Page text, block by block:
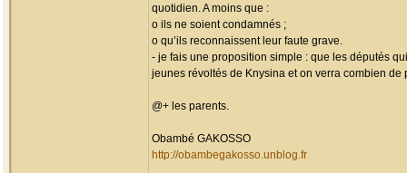
quotidien. A moins que :
o ils ne soient condamnés ;
o qu’ils reconnaissent leur faute grave.
- je fais une proposition simple : que les députés
jeunes révoltés de Knysina et on verra combien
@+ les parents.
Obambé GAKOSSO
http://obambegakosso.unblog.fr